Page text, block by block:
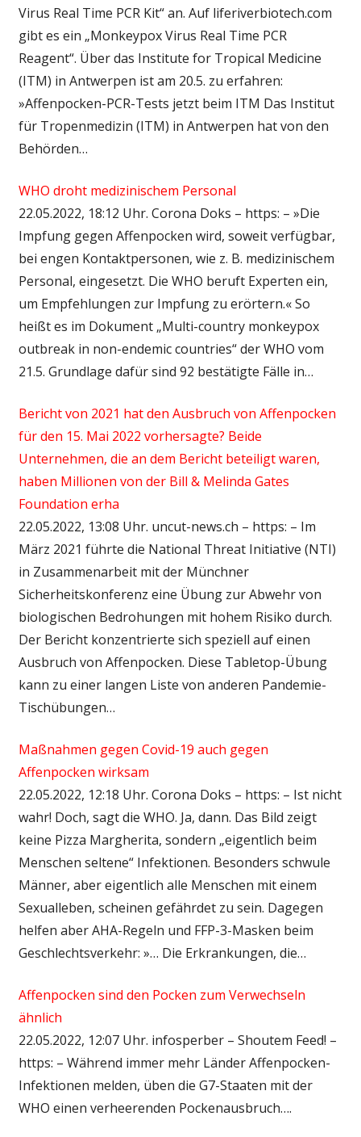
Virus Real Time PCR Kit“ an. Auf liferiverbiotech.com
gibt es ein „Monkeypox Virus Real Time PCR
Reagent“. Über das Institute for Tropical Medicine
(ITM) in Antwerpen ist am 20.5. zu erfahren:
»Affenpocken-PCR-Tests jetzt beim ITM Das Institut
für Tropenmedizin (ITM) in Antwerpen hat von den
Behörden…
WHO droht medizinischem Personal
22.05.2022, 18:12 Uhr. Corona Doks – https: – »Die
Impfung gegen Affenpocken wird, soweit verfügbar,
bei engen Kontaktpersonen, wie z. B. medizinischem
Personal, eingesetzt. Die WHO beruft Experten ein,
um Empfehlungen zur Impfung zu erörtern.« So
heißt es im Dokument „Multi-country monkeypox
outbreak in non-endemic countries“ der WHO vom
21.5. Grundlage dafür sind 92 bestätigte Fälle in…
Bericht von 2021 hat den Ausbruch von Affenpocken
für den 15. Mai 2022 vorhersagte? Beide
Unternehmen, die an dem Bericht beteiligt waren,
haben Millionen von der Bill & Melinda Gates
Foundation erha
22.05.2022, 13:08 Uhr. uncut-news.ch – https: – Im
März 2021 führte die National Threat Initiative (NTI)
in Zusammenarbeit mit der Münchner
Sicherheitskonferenz eine Übung zur Abwehr von
biologischen Bedrohungen mit hohem Risiko durch.
Der Bericht konzentrierte sich speziell auf einen
Ausbruch von Affenpocken. Diese Tabletop-Übung
kann zu einer langen Liste von anderen Pandemie-
Tischübungen…
Maßnahmen gegen Covid-19 auch gegen
Affenpocken wirksam
22.05.2022, 12:18 Uhr. Corona Doks – https: – Ist nicht
wahr! Doch, sagt die WHO. Ja, dann. Das Bild zeigt
keine Pizza Margherita, sondern „eigentlich beim
Menschen seltene“ Infektionen. Besonders schwule
Männer, aber eigentlich alle Menschen mit einem
Sexualleben, scheinen gefährdet zu sein. Dagegen
helfen aber AHA-Regeln und FFP-3-Masken beim
Geschlechtsverkehr: »… Die Erkrankungen, die…
Affenpocken sind den Pocken zum Verwechseln
ähnlich
22.05.2022, 12:07 Uhr. infosperber – Shoutem Feed! –
https: – Während immer mehr Länder Affenpocken-
Infektionen melden, üben die G7-Staaten mit der
WHO einen verheerenden Pockenausbruch….